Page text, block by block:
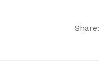
Share: